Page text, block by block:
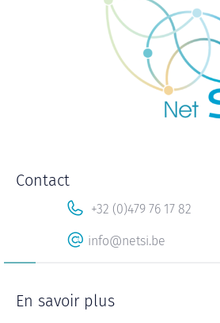
Contact
+32 (0)479 76 17 82
info@netsi.be
En savoir plus